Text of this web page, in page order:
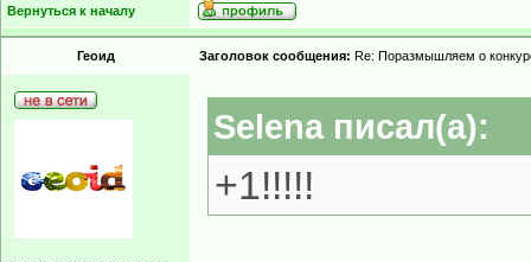
Вернуться к началу
Геоид Заголовок сообщения: Re: Поразмышляем о
Selena писал(а):
+1!!!!!